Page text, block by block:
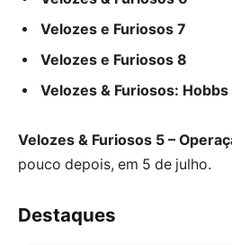
Velozes e Furiosos 7
Velozes e Furiosos 8
Velozes & Furiosos: Hobbs
Velozes & Furiosos 5 –
pouco depois, em 5 de julho.
Destaques